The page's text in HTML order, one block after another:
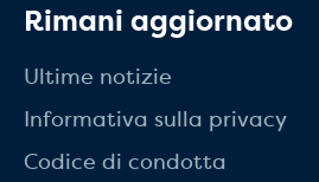
Rimani aggiornato
Ultime notizie
Informativa sulla privacy
Codice di condotta